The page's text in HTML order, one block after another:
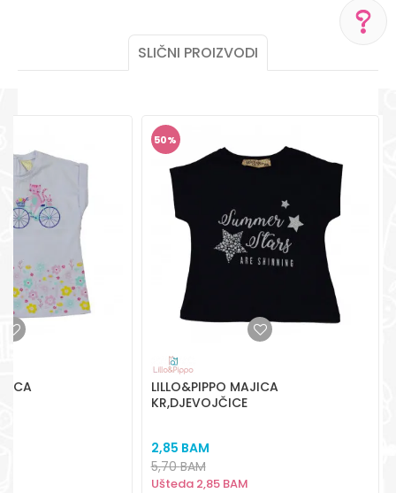
POMOĆ PRI KUPOVINI
Radno vreme
Pon-Subota: 09:00-
Pišite nam
aksaonlinebih@aksabih.ba
SLIČNI PROIZVODI
50%
LILLO&PIPPO MAJICA
KR,DJEVOJČICE
2,85 BAM
Ušteda2,85 BAM
5,70BAM